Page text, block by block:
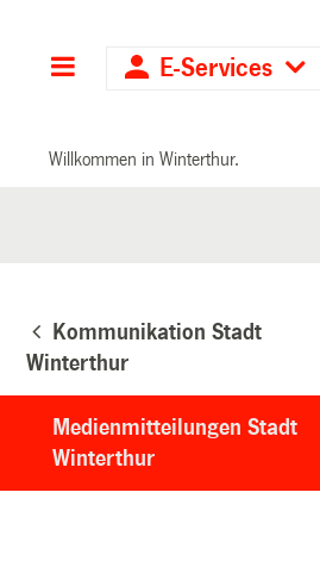
Hauptnavigation
E-Services
Willkommen in Winterthur.
Kommunikation Stadt
Winterthur
Medienmitteilungen Stadt
Winterthur